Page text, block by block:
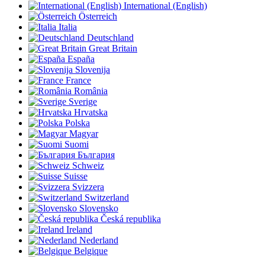
International (English)
Österreich
Italia
Deutschland
Great Britain
España
Slovenija
France
România
Sverige
Hrvatska
Polska
Magyar
Suomi
България
Schweiz
Suisse
Svizzera
Switzerland
Slovensko
Česká republika
Ireland
Nederland
Belgique